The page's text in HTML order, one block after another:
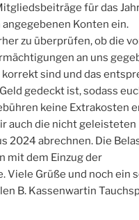
für das
angegebenen Konten ein.
zu überprüfen, ob die
an uns
sind und das
gedeckt ist, sodass
keine Extrakosten
auch die nicht geleisteten
2024 abrechnen. Die
mit dem Einzug der
Viele Grüße und noch ein
B. Kassenwartin